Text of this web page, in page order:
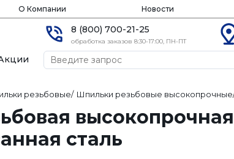
О Компании Новости
8 (800) 700-21-25
обработка заказов 8:30-17:00, ПН-ПТ
резьбовые/ Шпильки резьбовые высокопрочные
сталь